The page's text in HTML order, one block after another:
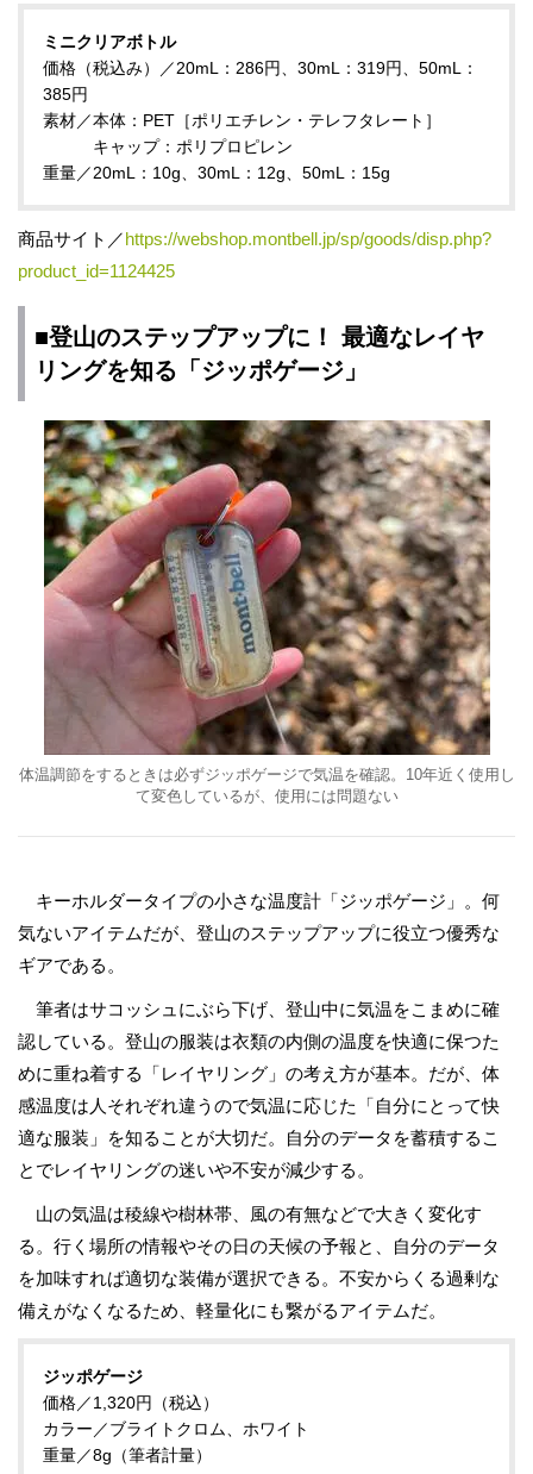
ミニクリアボトル
価格（税込み）／20mL：286円、30mL：319円、50mL：
385円
素材／本体：PET［ポリエチレン・テレフタレート］
キャップ：ポリプロピレン
重量／20mL：10g、30mL：12g、50mL：15g
商品サイト／https://webshop.montbell.jp/sp/goods/disp.php?
product_id=1124425
■登山のステップアップに！ 最適なレイヤ
リングを知る「ジッポゲージ」
体温調節をするときは必ずジッポゲージで気温を確認。10年近く使用し
て変色しているが、使用には問題ない
キーホルダータイプの小さな温度計「ジッポゲージ」。何
気ないアイテムだが、登山のステップアップに役立つ優秀な
ギアである。
筆者はサコッシュにぶら下げ、登山中に気温をこまめに確
認している。登山の服装は衣類の内側の温度を快適に保つた
めに重ね着する「レイヤリング」の考え方が基本。だが、体
感温度は人それぞれ違うので気温に応じた「自分にとって快
適な服装」を知ることが大切だ。自分のデータを蓄積するこ
とでレイヤリングの迷いや不安が減少する。
山の気温は稜線や樹林帯、風の有無などで大きく変化す
る。行く場所の情報やその日の天候の予報と、自分のデータ
を加味すれば適切な装備が選択できる。不安からくる過剰な
備えがなくなるため、軽量化にも繋がるアイテムだ。
ジッポゲージ
価格／1,320円（税込）
カラー／ブライトクロム、ホワイト
重量／8g（筆者計量）